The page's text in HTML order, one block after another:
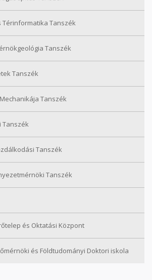
Térinformatika Tanszék
Tanszék
Tanszék
Tanszék
Tanszék
Tanszék
Tanszék
és Oktatási Központ
és Földtudományi Doktori iskola